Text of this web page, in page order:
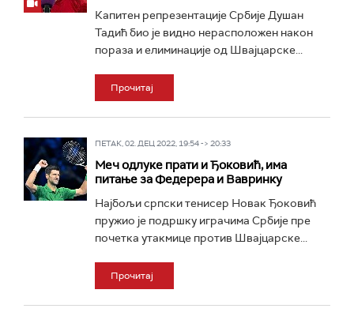
Капитен репрезентације Србије Душан
Тадић био је видно нерасположен након
пораза и елиминације од Швајцарске...
Прочитај
ПЕТАК, 02. ДЕЦ 2022, 19:54 -> 20:33
Меч одлуке прати и Ђоковић, има
питање за Федерера и Вавринку
Најбољи српски тенисер Новак Ђоковић
пружио је подршку играчима Србије пре
почетка утакмице против Швајцарске...
Прочитај